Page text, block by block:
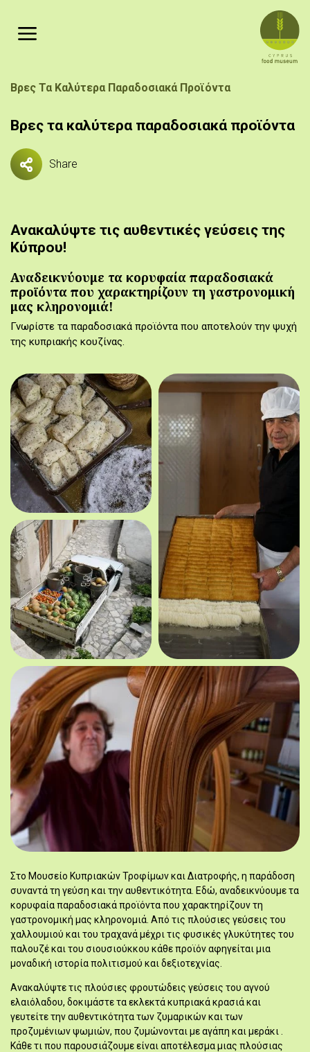
Breadcrumb
Βρες Τα Καλύτερα Παραδοσιακά Προϊόντα
Βρες τα καλύτερα παραδοσιακά προϊόντα
Share
Ανακαλύψτε τις αυθεντικές γεύσεις της
Κύπρου!
Αναδεικνύουμε τα κορυφαία παραδοσιακά
προϊόντα που χαρακτηρίζουν τη γαστρονομική
μας κληρονομιά!
Γνωρίστε τα παραδοσιακά προϊόντα που αποτελούν την ψυχή
της κυπριακής κουζίνας.
Στο Μουσείο Κυπριακών Τροφίμων και Διατροφής, η παράδοση
συναντά τη γεύση και την αυθεντικότητα. Εδώ, αναδεικνύουμε τα
κορυφαία παραδοσιακά προϊόντα που χαρακτηρίζουν τη
γαστρονομική μας κληρονομιά. Από τις πλούσιες γεύσεις του
χαλλουμιού και του τραχανά μέχρι τις φυσικές γλυκύτητες του
παλουζέ και του σιουσιούκκου κάθε προϊόν αφηγείται μια
μοναδική ιστορία πολιτισμού και δεξιοτεχνίας.
Ανακαλύψτε τις πλούσιες φρουτώδεις γεύσεις του αγνού
ελαιόλαδου, δοκιμάστε τα εκλεκτά κυπριακά κρασιά και
γευτείτε την αυθεντικότητα των ζυμαρικών και των
προζυμένιων ψωμιών, που ζυμώνονται με αγάπη και μεράκι .
Κάθε τι που παρουσιάζουμε είναι αποτέλεσμα μιας πλούσιας